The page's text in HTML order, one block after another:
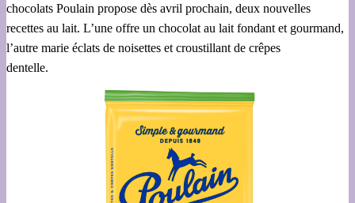
chocolats Poulain propose dès avril prochain, deux nouvelles
recettes au lait. L’une offre un chocolat au lait fondant et gourmand,
l’autre marie éclats de noisettes et croustillant de crêpes
dentelle.